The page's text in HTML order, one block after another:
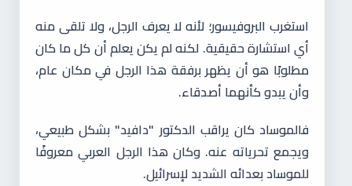
استغرب البروفيسور؛ لأنه لا يعرف الرجل، ولا تلقى منه
أي استشارة حقيقية. لكنه لم يكن يعلم أن كل ما كان
مطلوبًا هو أن يظهر برفقة هذا الرجل في مكان عام،
وأن يبدو كأنهما أصدقاء.
فالموساد كان يراقب الدكتور "دافيد" بشكل طبيعي،
ويجمع تحرياته عنه. وكان هذا الرجل العربي معروفًا
للموساد بعدائه الشديد لإسرائيل.